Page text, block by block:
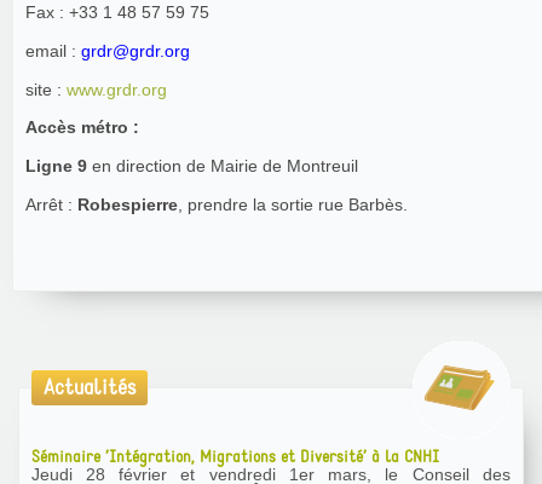
Fax : +33 1 48 57 59 75
email : grdr@grdr.org
site : www.grdr.org
Accès métro :
Ligne 9 en direction de Mairie de Montreuil
Arrêt : Robespierre , prendre la sortie rue Barbès.
Actualités
Séminaire ’Intégration, Migrations et Diversité’ à la CNHI
Jeudi 28 février et vendredi 1er mars, le Conseil des